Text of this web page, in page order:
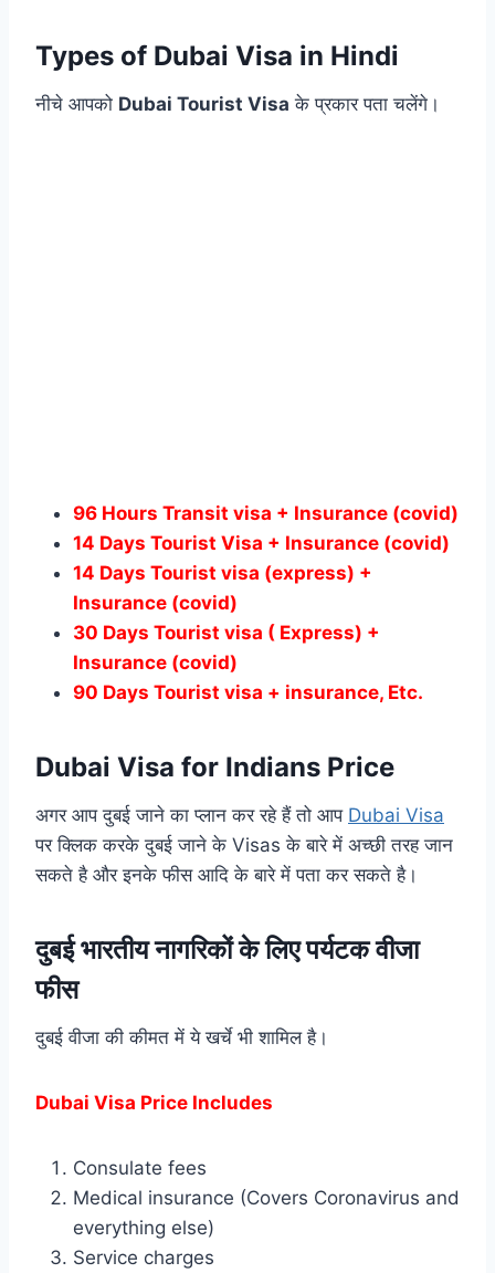
Types of Dubai Visa in Hindi
नीचे आपको Dubai Tourist Visa के प्रकार पता चलेंगे।
96 Hours Transit visa + Insurance (covid)
14 Days Tourist Visa + Insurance (covid)
14 Days Tourist visa (express) +
Insurance (covid)
30 Days Tourist visa ( Express) +
Insurance (covid)
90 Days Tourist visa + insurance, Etc.
Dubai Visa for Indians Price
अगर आप दुबई जाने का प्लान कर रहे हैं तो आप Dubai Visa
पर क्लिक करके दुबई जाने के Visas के बारे में अच्छी तरह जान
सकते है और इनके फीस आदि के बारे में पता कर सकते है।
दुबई भारतीय नागरिकों के लिए पर्यटक वीजा
फीस
दुबई वीजा की कीमत में ये खर्चे भी शामिल है।
Dubai Visa Price Includes
Consulate fees
Medical insurance (Covers Coronavirus and
everything else)
Service charges